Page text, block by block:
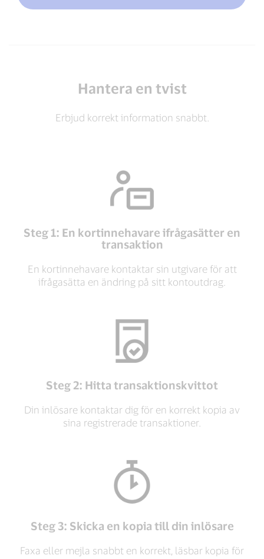
Hantera en tvist
Erbjud korrekt information snabbt.
Steg 1: En kortinnehavare ifrågasätter en
transaktion
En kortinnehavare kontaktar sin utgivare för att
ifrågasätta en ändring på sitt kontoutdrag.
Steg 2: Hitta transaktionskvittot
Din inlösare kontaktar dig för en korrekt kopia av
sina registrerade transaktioner.
Steg 3: Skicka en kopia till din inlösare
Faxa eller mejla snabbt en korrekt, läsbar kopia för